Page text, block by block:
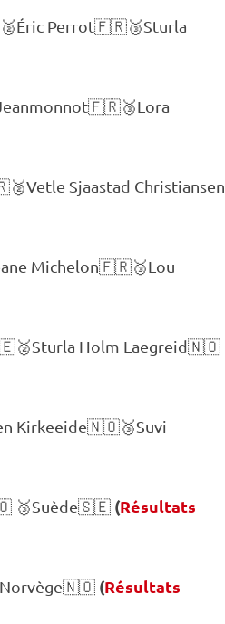
Perrot🇫🇷🥉Sturla
Sjaastad Christiansen
Michelon🇫🇷🥉Lou
Holm Laegreid🇳🇴
Kirkeeide🇳🇴🥉Suvi
🥉Suède🇸🇪 (Résultats
(Résultats